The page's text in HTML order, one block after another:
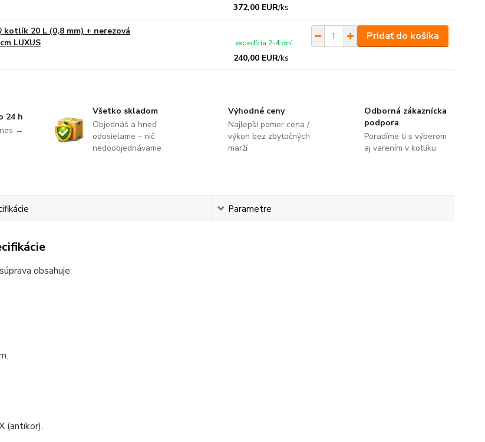
372,00 EUR/ks
20 L (0,8 mm) + nerezová
LUXUS
240,00 EUR/ks
expedícia 2-4 dní
Pridať do košíka
24 h
→
Všetko skladom
Objednáš a hneď
odosielame – nič
nedoobjednávame
Výhodné ceny
Najlepší pomer cena /
výkon bez zbytočných
marží
Odborná zákaznícka
podpora
Poradíme ti s výberom
aj varením v kotlíku
Parametre
obsahuje:
(antikor).